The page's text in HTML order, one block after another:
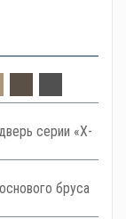
серии «Х-
бруса